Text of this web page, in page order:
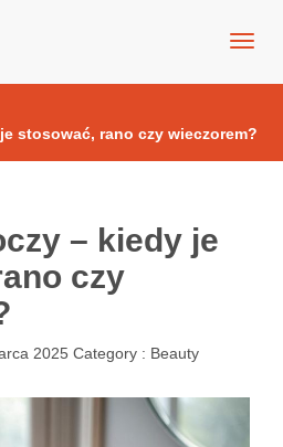
stosować, rano czy wieczorem?
– kiedy je
czy
2025 Category : Beauty